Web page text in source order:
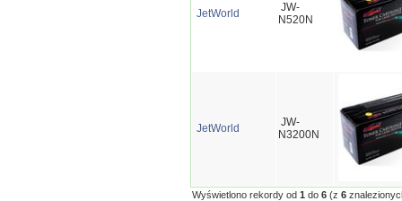
JetWorld
JW-
N520N
JetWorld
JW-
N3200N
Wyświetlono rekordy od 1 do 6 (z 6